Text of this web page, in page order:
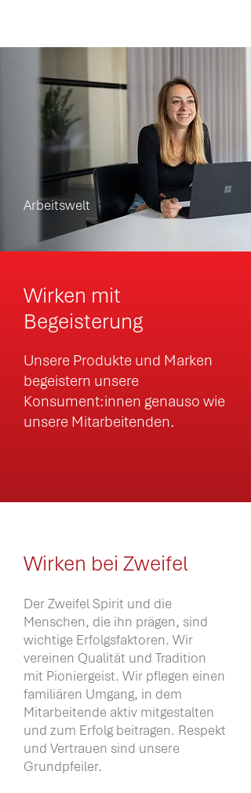
Arbeitswelt
Wirken mit
Begeisterung
Unsere Produkte und Marken
begeistern unsere
Konsument:innen genauso wie
unsere Mitarbeitenden.
Wirken bei Zweifel
Der Zweifel Spirit und die
Menschen, die ihn prägen, sind
wichtige Erfolgsfaktoren. Wir
vereinen Qualität und Tradition
mit Pioniergeist. Wir pflegen einen
familiären Umgang, in dem
Mitarbeitende aktiv mitgestalten
und zum Erfolg beitragen. Respekt
und Vertrauen sind unsere
Grundpfeiler.